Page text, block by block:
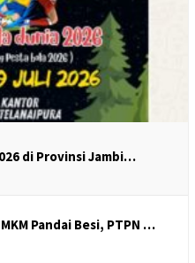
di Provinsi Jambi…
Pandai Besi, PTPN …